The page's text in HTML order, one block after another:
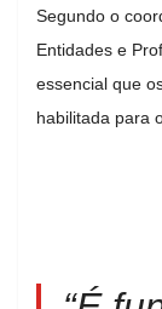
Segundo o
Entidades e
essencial que
habilitada para